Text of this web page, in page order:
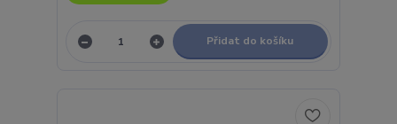
Přidat do košíku